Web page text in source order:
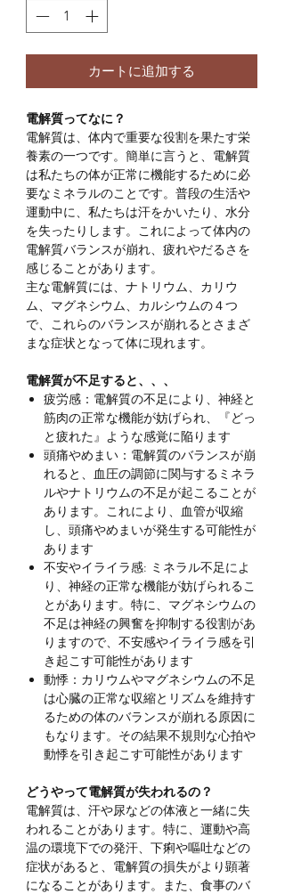
カートに追加する
電解質ってなに？
電解質は、体内で重要な役割を果たす栄
養素の一つです。簡単に言うと、電解質
は私たちの体が正常に機能するために必
要なミネラルのことです。普段の生活や
運動中に、私たちは汗をかいたり、水分
を失ったりします。これによって体内の
電解質バランスが崩れ、疲れやだるさを
感じることがあります。
主な電解質には、ナトリウム、カリウ
ム、マグネシウム、カルシウムの４つ
で、これらのバランスが崩れるとさまざ
まな症状となって体に現れます。
電解質が不足すると、、、
疲労感：電解質の不足により、神経と
筋肉の正常な機能が妨げられ、『どっ
と疲れた』ような感覚に陥ります
頭痛やめまい：電解質のバランスが崩
れると、血圧の調節に関与するミネラ
ルやナトリウムの不足が起こることが
あります。これにより、血管が収縮
し、頭痛やめまいが発生する可能性が
あります
不安やイライラ感: ミネラル不足によ
り、神経の正常な機能が妨げられるこ
とがあります。特に、マグネシウムの
不足は神経の興奮を抑制する役割があ
りますので、不安感やイライラ感を引
き起こす可能性があります
動悸：カリウムやマグネシウムの不足
は心臓の正常な収縮とリズムを維持す
るための体のバランスが崩れる原因に
もなります。その結果不規則な心拍や
動悸を引き起こす可能性があります
どうやって電解質が失われるの？
電解質は、汗や尿などの体液と一緒に失
われることがあります。特に、運動や高
温の環境下での発汗、下痢や嘔吐などの
症状があると、電解質の損失がより顕著
になることがあります。また、食事のバ